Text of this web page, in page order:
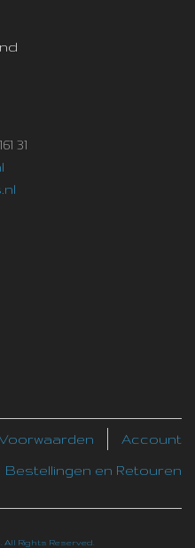
31
Account
Bestellingen en Retouren
All Rights Reserved.